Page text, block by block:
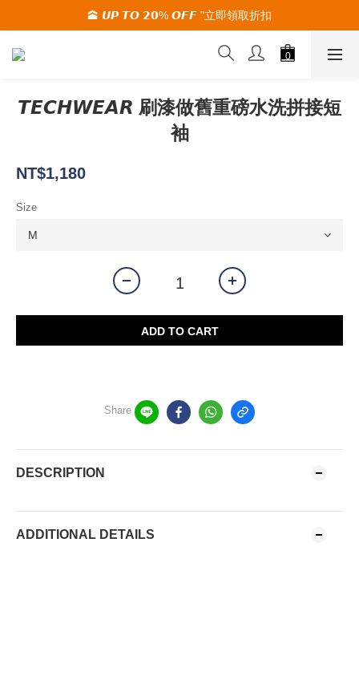
🚚夏季活動期間 滿2000限時免運🚚
🕋 𝙐𝙋 𝙏𝙊 𝟮𝟬% 𝙊𝙁𝙁 "立即領取折扣
🚚夏季活動期間 滿2000限時免運🚚
𝙏𝙀𝘾𝙃𝙒𝙀𝘼𝙍 刷漆做舊重磅水洗拼接短
袖
NT$1,180
Size
ADD TO CART
Share
DESCRIPTION
ADDITIONAL DETAILS